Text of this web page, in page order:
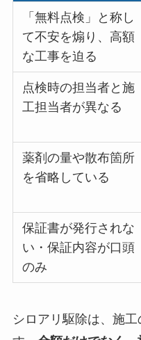
「無料点検」と称し
て不安を煽り、高額
な工事を迫る
点検時の担当者と施
工担当者が異なる
薬剤の量や散布箇所
を省略している
保証書が発行されな
い・保証内容が口頭
のみ
シロアリ駆除は、施